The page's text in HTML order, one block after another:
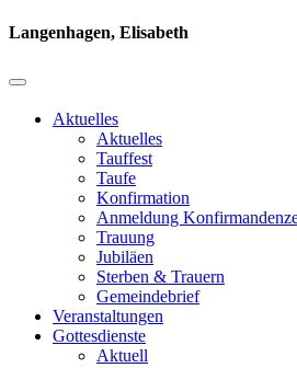
Langenhagen, Elisabeth
Aktuelles
Aktuelles
Tauffest
Taufe
Konfirmation
Anmeldung
Trauung
Jubiläen
Sterben & Trauern
Gemeindebrief
Veranstaltungen
Gottesdienste
Aktuell